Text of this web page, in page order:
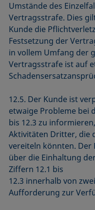
Umstände des
Vertragsstrafe. Dies
Kunde die
Festsetzung der
in vollem Umfang der
Vertragsstrafe ist auf
12.5. Der Kunde ist
etwaige Probleme bei
bis 12.3 zu
Aktivitäten Dritter, die
vereiteln könnten.
über die Einhaltung
Ziffern 12.1 bis
12.3 innerhalb von
Aufforderung zur